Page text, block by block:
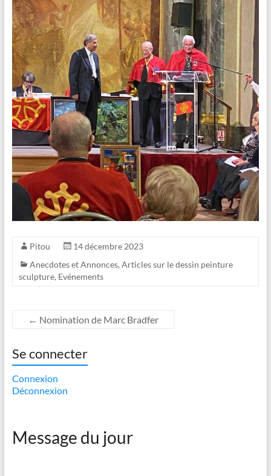
Pitou
14 décembre 2023
Anecdotes et Annonces, Articles sur le dessin peinture
sculpture, Evénements
← Nomination de Marc Bradfer
Se connecter
Connexion
Déconnexion
Message du jour